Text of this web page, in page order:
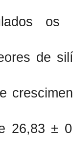
os
de
26,83 ±